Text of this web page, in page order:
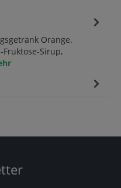
Orange.
Fruktose-Sirup,